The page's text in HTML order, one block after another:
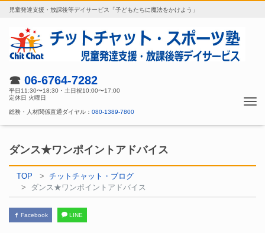
児童発達支援・放課後等デイサービス「子どもたちに魔法をかけよう」
☎ 06-6764-7282
平日11:30〜18:30・土日祝10:00〜17:00
定休日 火曜日
総務・人材関係直通ダイヤル： 080-1389-7800
ダンス★ワンポイントアドバイス
TOP
チットチャット・ブログ
ダンス★ワンポイントアドバイス
Facebook LINE